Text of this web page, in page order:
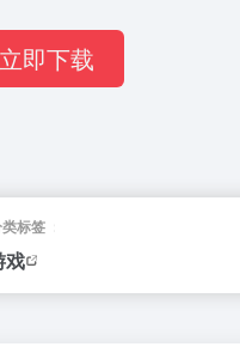
标签：
戏
立即下载